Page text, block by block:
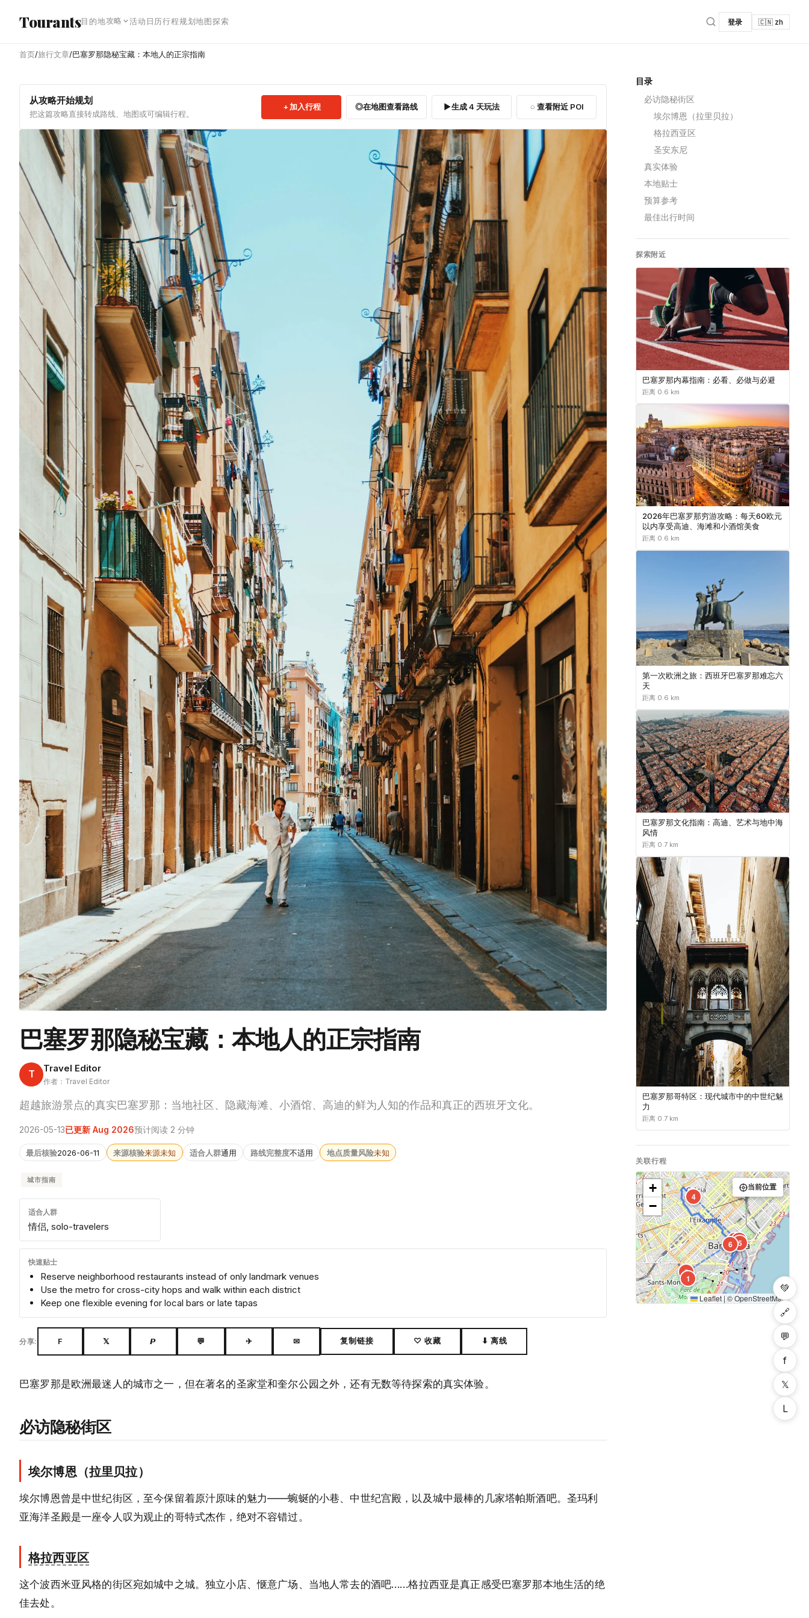
Tourants目的地攻略 活动日历行程规划地图探索 登录 🇨🇳 zh
首页/旅行文章/巴塞罗那隐秘宝藏：本地人的正宗指南
从攻略开始规划
把这篇攻略直接转成路线、地图或可编辑行程。
加入行程 在地图查看路线 生成 4 天玩法 查看附近 POI
巴塞罗那隐秘宝藏：本地人的正宗指南
T Travel Editor
作者：Travel Editor
超越旅游景点的真实巴塞罗那：当地社区、隐藏海滩、小酒馆、高迪的鲜为人知的作品和真正的西班牙文化。
2026-05-13已更新 Aug 2026预计阅读 2 分钟
最后核验2026-06-11 来源核验来源未知 适合人群通用 路线完整度不适用 地点质量风险未知
城市指南
适合人群
情侣, solo-travelers
快速贴士
Reserve neighborhood restaurants instead of only landmark venues
Use the metro for cross-city hops and walk within each district
Keep one flexible evening for local bars or late tapas
分享: F 𝕏 𝙋 💬 ✈ ✉ 复制链接 ♡ 收藏 ⬇ 离线
巴塞罗那是欧洲最迷人的城市之一，但在著名的圣家堂和奎尔公园之外，还有无数等待探索的真实体验。
必访隐秘街区
埃尔博恩（拉里贝拉）
埃尔博恩曾是中世纪街区，至今保留着原汁原味的魅力——蜿蜒的小巷、中世纪宫殿，以及城中最棒的几家塔帕斯酒吧。圣玛利
亚海洋圣殿是一座令人叹为观止的哥特式杰作，绝对不容错过。
格拉西亚区
这个波西米亚风格的街区宛如城中之城。独立小店、惬意广场、当地人常去的酒吧……格拉西亚是真正感受巴塞罗那本地生活的绝
佳去处。
目录
必访隐秘街区
埃尔博恩（拉里贝拉）
格拉西亚区
圣安东尼
真实体验
本地贴士
预算参考
最佳出行时间
探索附近
巴塞罗那内幕指南：必看、必做与必避
距离 0.6 km
2026年巴塞罗那穷游攻略：每天60欧元
以内享受高迪、海滩和小酒馆美食
距离 0.6 km
第一次欧洲之旅：西班牙巴塞罗那难忘六
天
距离 0.6 km
巴塞罗那文化指南：高迪、艺术与地中海
风情
距离 0.7 km
巴塞罗那哥特区：现代城市中的中世纪魅
力
距离 0.7 km
关联行程
1
2
3
4
5
6 7
+
−
当前位置
Leaflet | ©OpenStreetMap
💚
🔗
💬
f
𝕏
L